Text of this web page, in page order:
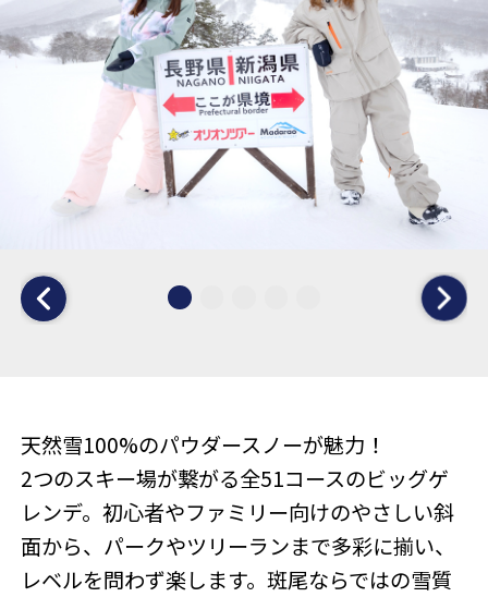
天然雪100%のパウダースノーが魅力！
2つのスキー場が繋がる全51コースのビッグゲ
レンデ。初心者やファミリー向けのやさしい斜
面から、パークやツリーランまで多彩に揃い、
レベルを問わず楽します。斑尾ならではの雪質